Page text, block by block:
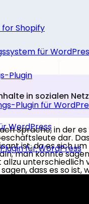
Shopify
für
Plugin
Plugin für
WordPress
für WordPress
in sozialen
Sprache, in der
dar.
ist, da es sich
man könnte
unterschiedlich
dass es so